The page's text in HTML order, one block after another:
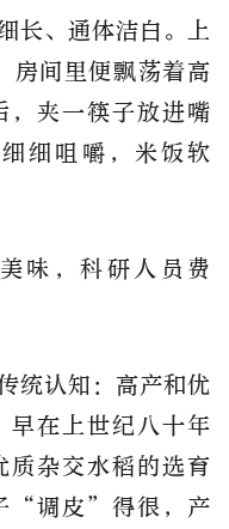
长、通体洁白。上
房间里便飘荡着高
，夹一筷子放进嘴
细咀嚼，米饭软
味，科研人员费
统认知：高产和优
早在上世纪八十年
质杂交水稻的选育
“调皮”得很，产